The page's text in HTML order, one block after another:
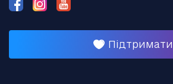
Підтримати